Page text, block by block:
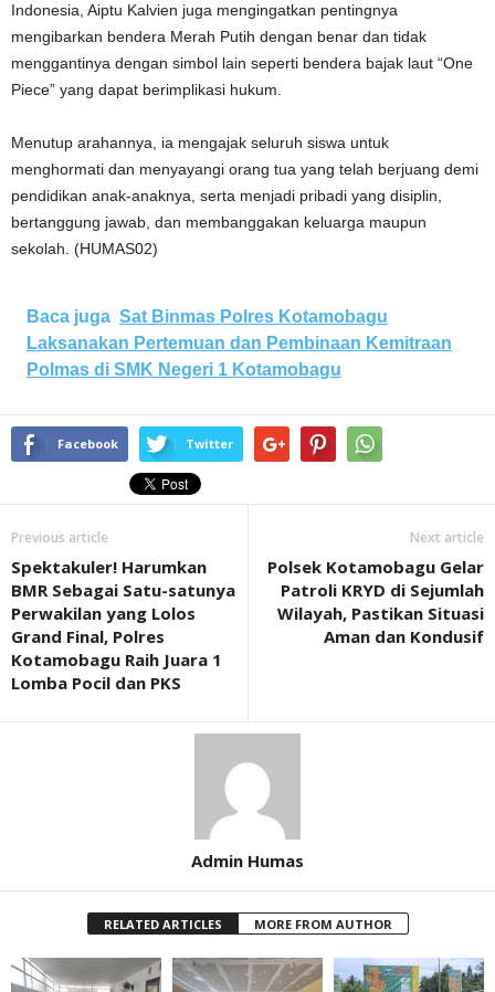
Indonesia, Aiptu Kalvien juga mengingatkan pentingnya
mengibarkan bendera Merah Putih dengan benar dan tidak
menggantinya dengan simbol lain seperti bendera bajak laut “One
Piece” yang dapat berimplikasi hukum.
Menutup arahannya, ia mengajak seluruh siswa untuk
menghormati dan menyayangi orang tua yang telah berjuang demi
pendidikan anak-anaknya, serta menjadi pribadi yang disiplin,
bertanggung jawab, dan membanggakan keluarga maupun
sekolah. (HUMAS02)
Baca juga Sat Binmas Polres Kotamobagu
Laksanakan Pertemuan dan Pembinaan Kemitraan
Polmas di SMK Negeri 1 Kotamobagu
Facebook Twitter
Previous article
Spektakuler! Harumkan
BMR Sebagai Satu-satunya
Perwakilan yang Lolos
Grand Final, Polres
Kotamobagu Raih Juara 1
Lomba Pocil dan PKS
Next article
Polsek Kotamobagu Gelar
Patroli KRYD di Sejumlah
Wilayah, Pastikan Situasi
Aman dan Kondusif
Admin Humas
RELATED ARTICLES MORE FROM AUTHOR